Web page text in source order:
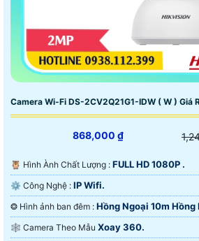
Camera Wi-Fi DS-2CV2Q21G1-IDW ( W ) Giá
868,000 ₫
🦉 Hình Ành Chất Lượng : FULL HD 1080P .
⚙ Công Nghệ : IP Wifi.
❂ Hình ảnh ban đêm : Hồng Ngoại 10m Hồng
🕸️ Camera Theo Mẫu Xoay 360.